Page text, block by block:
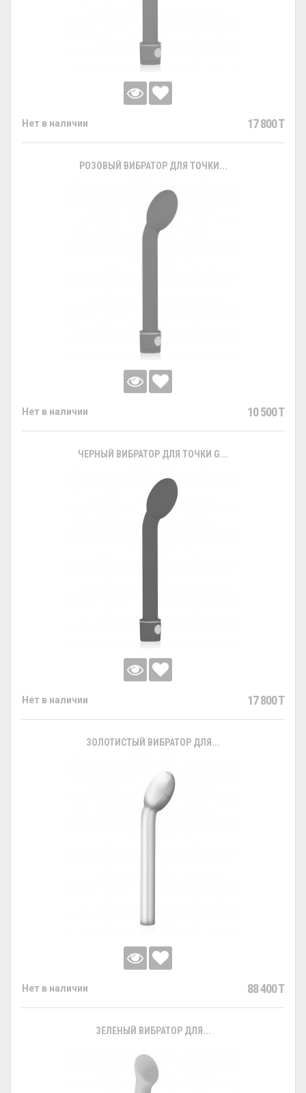
Нет в наличии 17 800 T
РОЗОВЫЙ ВИБРАТОР ДЛЯ ТОЧКИ...
Нет в наличии 10 500 T
ЧЕРНЫЙ ВИБРАТОР ДЛЯ ТОЧКИ G...
Нет в наличии 17 800 T
ЗОЛОТИСТЫЙ ВИБРАТОР ДЛЯ...
Нет в наличии 88 400 T
ЗЕЛЕНЫЙ ВИБРАТОР ДЛЯ...